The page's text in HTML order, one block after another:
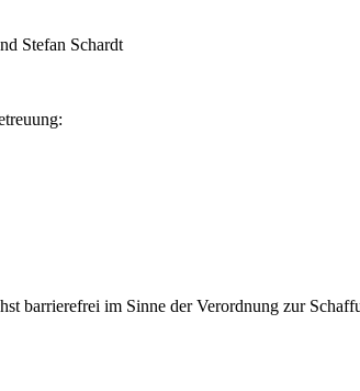
Stefan Schardt
barrierefrei im Sinne der Verordnung zur